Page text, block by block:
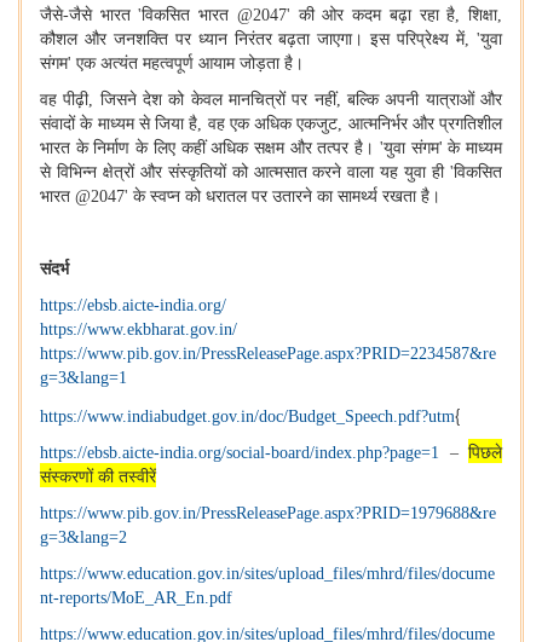
जैसे-जैसे भारत'विकसित भारत @2047' की ओर कदम बढ़ा रहा है ,शिक्षा,
कौशल और जनशक्ति पर ध्यान निरंतर बढ़ता जाएगा। इस परिप्रेक्ष्य में, 'युवा
संगम' एक अत्यंत महत्वपूर्ण आयाम जोड़ता है।
वह पीढ़ी, जिसने देश को केवल मानचित्रों पर नहीं,बल्कि अपनी यात्राओं और
संवादों के माध्यम से जिया है वह एक अधिक एकजुट आत्मनिर्भर और प्रगतिशील
भारत के निर्माण के लिए कहीं अधिक सक्षम और तत्पर है। 'युवा संगम'के माध्यम
से विभिन्न क्षेत्रों और संस्कृतियों को आत्मसात करने वाला यह युवा ही 'विकसित
भारत @2047' के स्वप्न को धरातल पर उतारने का सामर्थ्य रखता है।
संदर्भ
https://ebsb.aicte-india.org/
https://www.ekbharat.gov.in/
https://www.pib.gov.in/PressReleasePage.aspx?PRID=2234587&re
g=3&lang=1
https://www.indiabudget.gov.in/doc/Budget_Speech.pdf?utm{
https://ebsb.aicte-india.org/social-board/index.php?page=1 – पिछले
संस्करणों की तस्वीरें
https://www.pib.gov.in/PressReleasePage.aspx?PRID=1979688&re
g=3&lang=2
https://www.education.gov.in/sites/upload_files/mhrd/files/docume
nt-reports/MoE_AR_En.pdf
https://www.education.gov.in/sites/upload_files/mhrd/files/docume